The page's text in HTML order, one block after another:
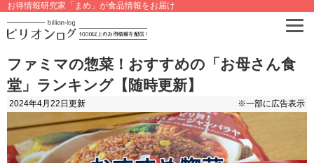
お得情報研究家「まめ」が食品情報をお届け
ファミマの惣菜！おすすめの「お母さん食
堂」ランキング【随時更新】
2024年4月22日 更新 ※一部に広告表示